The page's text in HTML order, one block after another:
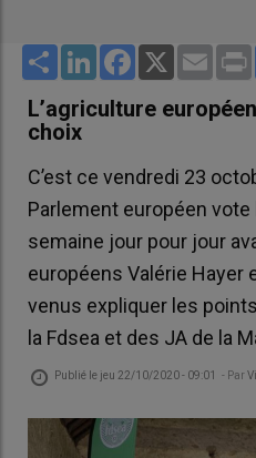
Share LinkedInFacebook
X Email
L’agriculture
choix
C’est ce vendredi 23
Parlement européen vote
semaine jour pour jour
européens Valérie Hayer
venus expliquer les
la Fdsea et des JA de la
Publié le jeu 22/10/2020 - 09:01 - Par